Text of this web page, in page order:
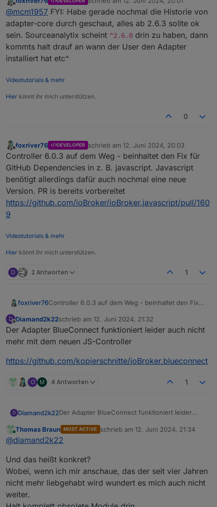
@jb_sullivan2.1.12
Sourceanalytix, Martin meinte die adapter-core
Version ist eventuell zu alt, wenn er startet
sollte alles passen.
@ JB_Sullivan
Siehehttps://forum.iobroker.net/topic/75206/beta-
test-js-controller-kiera-v6-0/39
Release
Offline zuletzt editiert von
@mcm1957 FYI: Habe gerade nochmal die Historie von
adapter-core durch geschaut, alles ab 2.6.3 sollte ok
sein. Sourceanalytix scheint ^2.6.0 drin zu haben, dann
kommts halt drauf an wann der User den Adapter
installiert hat etc^
Videotutorials & mehr
Hier könnt ihr mich unterstützen.
0
Offline
foxriver76 DEVELOPER schrieb am 12. Juni 2024, 20:03
zuletzt editiert von
Controller 6.0.3 auf dem Weg - beinhaltet den Fix für
GitHub Dependencies in z. B. javascript. Javascript
benötigt allerdings dafür auch nochmal eine neue
Version. PR is bereits vorbereitet
https://github.com/ioBroker/ioBroker.javascript/pull/160
9
Videotutorials & mehr
Hier könnt ihr mich unterstützen.
D 2 Antworten 1
foxriver76Controller 6.0.3 auf dem Weg - beinhaltet den Fix
Javascript benötigt allerdings dafür auch nochmal
eine neue Version. PR is bereits vorbereitet
https://github.com/ioBroker/ioBroker.javascript/pull/
D
Offline
Diamand2k22schrieb am 12. Juni 2024, 21:32
zuletzt editiert von
Der Adapter BlueConnect funktioniert leider auch nicht
mehr mit dem neuen JS-Controller
https://github.com/kopierschnitte/ioBroker.blueconnect
O M 4 Antworten 1
D Diamand2k22Der Adapter BlueConnect funktioniert leider
https://github.com/kopierschnitte/ioBroker.bluec
onnect
Online
Thomas Braun MOST ACTIVE schrieb am 12. Juni 2024, 21:34
zuletzt editiert von
@diamand2k22
Und das heißt konkret?
Wobei, wenn ich mir anschaue, das der seit vier Jahren
nicht mehr liebgehabt wird wundert es mich auch nicht
weiter.